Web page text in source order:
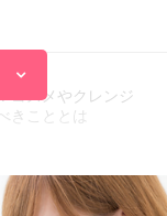
コスメやクレンジ
きこととは